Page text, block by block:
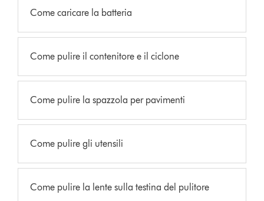
Come caricare la batteria
Come pulire il contenitore e il ciclone
Come pulire la spazzola per pavimenti
Come pulire gli utensili
Come pulire la lente sulla testina del pulitore